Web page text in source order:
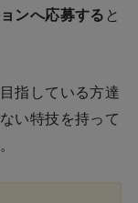
ンへ応募する と
指している方達
い特技を持って